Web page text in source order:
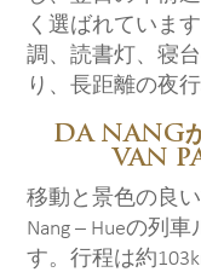
く選ばれていま
調、読書灯、寝
り、長距離の夜
DA NANG
VAN
移動と景色の良
Nang – Hueの列
す。行程は約